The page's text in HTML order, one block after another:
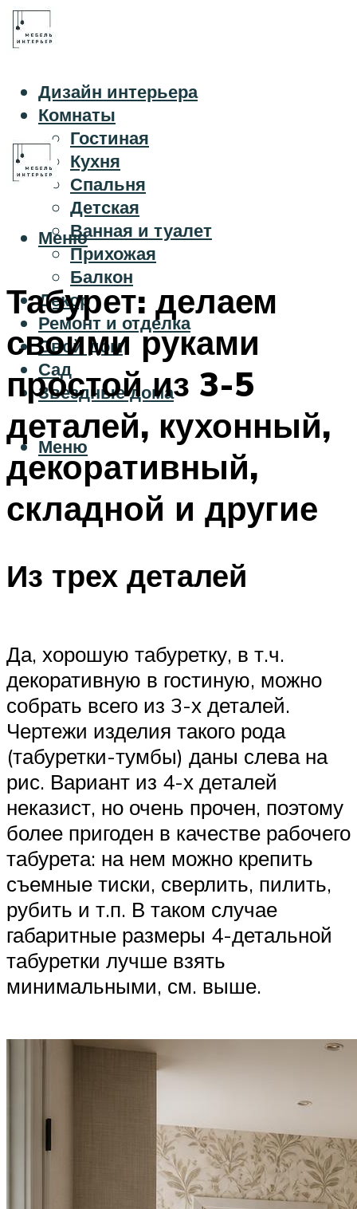
Дизайн интерьера
Комнаты
Гостиная
Кухня
Спальня
Детская
Ванная и туалет
Прихожая
Балкон
Декор
Ремонт и отделка
Свой дом
Сад
Звездные дома
Меню
Меню
Табурет: делаем
своими руками
простой из 3-5
деталей, кухонный,
декоративный,
складной и другие
Из трех деталей
Да, хорошую табуретку, в т.ч.
декоративную в гостиную, можно
собрать всего из 3-х деталей.
Чертежи изделия такого рода
(табуретки-тумбы) даны слева на
рис. Вариант из 4-х деталей
неказист, но очень прочен, поэтому
более пригоден в качестве рабочего
табурета: на нем можно крепить
съемные тиски, сверлить, пилить,
рубить и т.п. В таком случае
габаритные размеры 4-детальной
табуретки лучше взять
минимальными, см. выше.